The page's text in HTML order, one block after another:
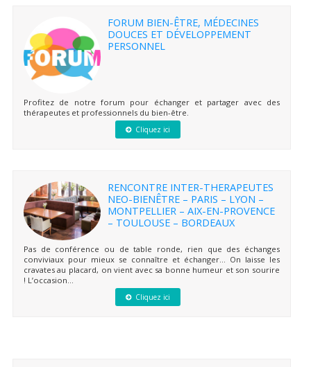
FORUM BIEN-ÊTRE, MÉDECINES
DOUCES ET DÉVELOPPEMENT
PERSONNEL
Profitez de notre forum pour échanger et partager avec des
thérapeutes et professionnels du bien-être.
Cliquez ici
RENCONTRE INTER-THERAPEUTES
NEO-BIENÊTRE – PARIS – LYON –
MONTPELLIER – AIX-EN-PROVENCE
– TOULOUSE – BORDEAUX
Pas de conférence ou de table ronde, rien que des échanges
conviviaux pour mieux se connaître et échanger… On laisse les
cravates au placard, on vient avec sa bonne humeur et son sourire
! L’occasion...
Cliquez ici